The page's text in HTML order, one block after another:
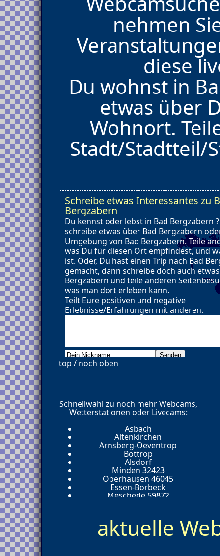
nehmen
diese
Du wohnst in
etwas über
Wohnort.
Stadt/Stadtteil/
Schreibe etwas Interessantes zu
Bergzabern
Du kennst oder lebst in Bad Bergzabern
schreibe etwas über Bad Bergzabern
Umgebung von Bad Bergzabern. Teile
was Du für diesen Ort empfindest, und
ist. Oder, Du hast einen Trip nach Bad
gemacht, dann schreibe doch auch
Bergzabern und teile anderen
was man dort erleben kann.
Teilt Eure positiven und negative
Erlebnisse/Erfahrungen mit anderen.
top / noch oben
Schnellwahl zu noch mehr Webcams,
Wetterstationen oder Livecams:
Asbach
Altenkirchen
Arnsberg-Oeventrop
Bottrop
Alsdorf
Minden 32423
Oberhausen 46045
Essen-Borbeck
Meschede 59872
Aachen
Hattingen
aktuelle